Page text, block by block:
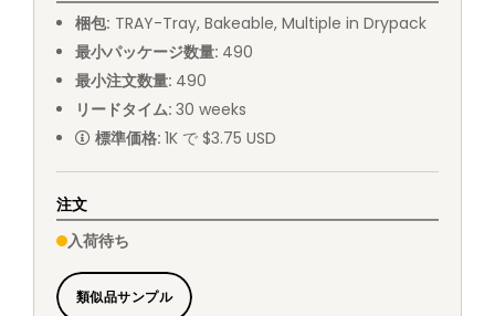
梱包: TRAY-Tray, Bakeable, Multiple in Drypack
最小パッケージ数量: 490
最小注文数量: 490
リードタイム: 30 weeks
標準価格: 1K で $3.75 USD
注文
入荷待ち
類似品サンプル